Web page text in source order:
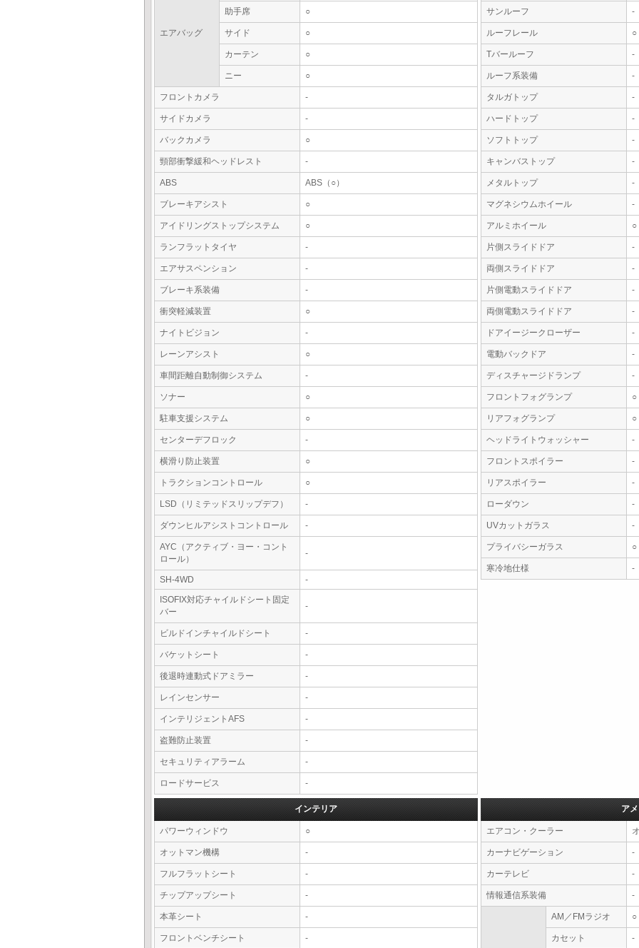
エアバッグ
助手席 ○
サイド ○
カーテン ○
ニー ○
フロントカメラ -
サイドカメラ -
バックカメラ ○
頸部衝撃緩和ヘッドレスト -
ABS ABS（○）
ブレーキアシスト ○
アイドリングストップシステム ○
ランフラットタイヤ -
エアサスペンション -
ブレーキ系装備 -
衝突軽減装置 ○
ナイトビジョン -
レーンアシスト ○
車間距離自動制御システム -
ソナー ○
駐車支援システム ○
センターデフロック -
横滑り防止装置 ○
トラクションコントロール ○
LSD（リミテッドスリップデフ） -
ダウンヒルアシストコントロール -
AYC（アクティブ・ヨー・コント
ロール）
-
SH-4WD
-
ISOFIX対応チャイルドシート固定
バー
-
ビルドインチャイルドシート -
バケットシート -
後退時連動式ドアミラー -
レインセンサー -
インテリジェントAFS -
盗難防止装置 -
セキュリティアラーム -
ロードサービス -
サンルーフ -
ルーフレール ○
Tバールーフ -
ルーフ系装備 -
タルガトップ -
ハードトップ -
ソフトトップ -
キャンバストップ -
メタルトップ -
マグネシウムホイール -
アルミホイール ○
片側スライドドア -
両側スライドドア -
片側電動スライドドア -
両側電動スライドドア -
ドアイージークローザー -
電動バックドア -
ディスチャージドランプ -
フロントフォグランプ ○
リアフォグランプ ○
ヘッドライトウォッシャー -
フロントスポイラー -
リアスポイラー -
ローダウン -
UVカットガラス -
プライバシーガラス ○
寒冷地仕様 -
インテリア
パワーウィンドウ ○
オットマン機構 -
フルフラットシート -
チップアップシート -
本革シート -
フロントベンチシート -
ア
エアコン・クーラー
カーナビゲーション -
カーテレビ -
情報通信系装備 -
AM／FMラジオ ○
カセット -